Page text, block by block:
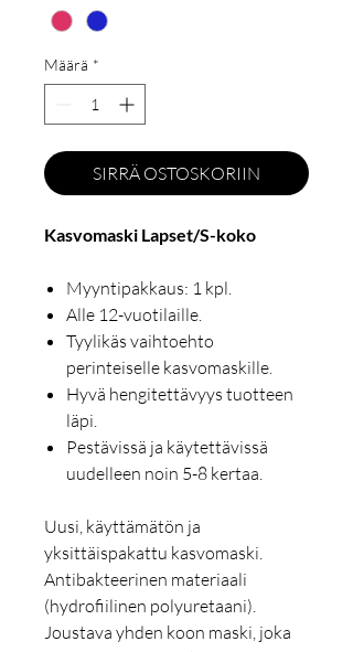
Määrä *
SIRRÄ OSTOSKORIIN
Kasvomaski Lapset/S-koko
Myyntipakkaus: 1 kpl.
Alle 12-vuotilaille.
Tyylikäs vaihtoehto
perinteiselle kasvomaskille.
Hyvä hengitettävyys tuotteen
läpi.
Pestävissä ja käytettävissä
uudelleen noin 5-8 kertaa.
Uusi, käyttämätön ja
yksittäispakattu kasvomaski.
Antibakteerinen materiaali
(hydrofiilinen polyuretaani).
Joustava yhden koon maski, joka